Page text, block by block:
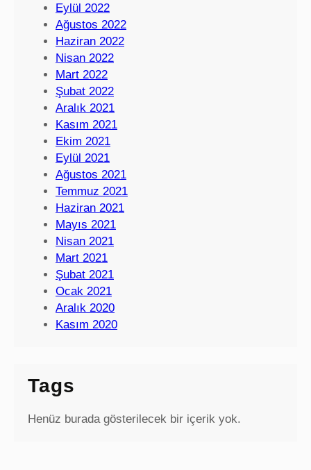
Eylül 2022
Ağustos 2022
Haziran 2022
Nisan 2022
Mart 2022
Şubat 2022
Aralık 2021
Kasım 2021
Ekim 2021
Eylül 2021
Ağustos 2021
Temmuz 2021
Haziran 2021
Mayıs 2021
Nisan 2021
Mart 2021
Şubat 2021
Ocak 2021
Aralık 2020
Kasım 2020
Tags
Henüz burada gösterilecek bir içerik yok.